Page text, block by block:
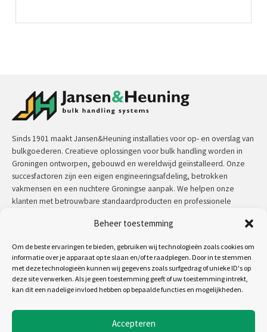
Beheer toestemming
Om de beste ervaringen te bieden, gebruiken wij technologieën zoals cookies om
informatie over je apparaat op te slaan en/of te raadplegen. Door in te stemmen
met deze technologieën kunnen wij gegevens zoals surfgedrag of unieke ID's op
deze site verwerken. Als je geen toestemming geeft of uw toestemming intrekt,
kan dit een nadelige invloed hebben op bepaalde functies en mogelijkheden.
Accepteren
Sinds 1901 maakt Jansen&Heuning installaties voor op- en overslag van
bulkgoederen. Creatieve oplossingen voor bulk handling worden in
Groningen ontworpen, gebouwd en wereldwijd geïnstalleerd. Onze
succesfactoren zijn een eigen engineeringsafdeling, betrokken
vakmensen en een nuchtere Groningse aanpak. We helpen onze
klanten met betrouwbare standaardproducten en professionele
lees meer
Volg ons op: